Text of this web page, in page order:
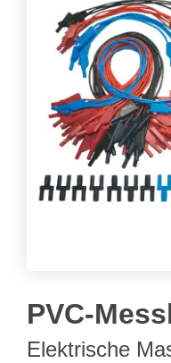
PVC-
Elektrische